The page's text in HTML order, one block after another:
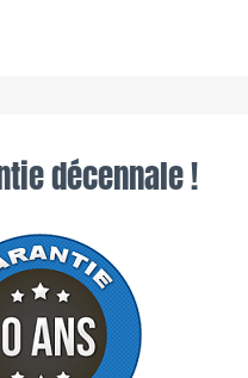
décennale !